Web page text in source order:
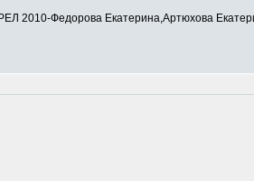
Федорова Екатерина,Артюхова